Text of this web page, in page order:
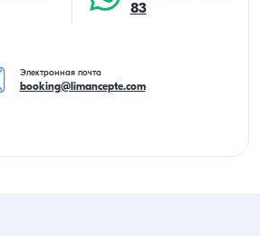
83
Электронная почта
booking@limancepte.com